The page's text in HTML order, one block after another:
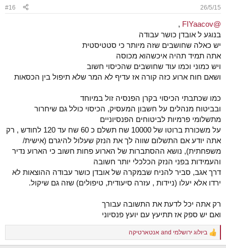
26/5/15
#16
@FIYaacov
,
בנוגע ל אובדן כושר עבודה
יש כאלה שחושבים שזה מיותר כי סטטיסטית
אתה תמיד תהיה איכשהוא מכוסה
ויש כמוני וכמו עוד שחושבים שהכיסוי חשוב
ושאם חוח ארוע כזה קורה אז עדיף לא המר שלא תיפול בין הכסאות
כמו שכתבתי הכיסוי בקרן הפנסיה זול במיוחד
ובביטוח מנהלים על חשבון המעסיק, הכיסוי כולל גם שיחרור
מתשלומי פרמיות לביטוחים הפנסיוניים
על משכורת ברוטו של 10000 שח תשלם כ 60 שח עד 120 לחודש , רק
אתה יודע אם התשלום שווה לך את הנזק שעלול להיגרם (אישית/
משפחתית), נושא ההסתברות של הארוע פחות חשוב כי הארוע נדיר
והעמידות בפני הנזק הכלכלי יותר חשובה
דרך אגב, סביר להניח שבמקרה של אובדן כושר עבודה ההוצאות לא
ירדו אלא יעלו (ניידות , עזרה סיעודית, טיפולים) שזה גם שיקול.
רק אתה יכל לדעת את התשובה עבורך
ואם יש ספק אז תתיעץ עם יועץ פנסיוני
R
e
ביולוג ירושלמי אנטארטיקה